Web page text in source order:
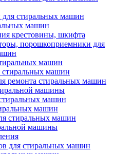
стиральных машин
машин
крестовины, шкифта
порошкоприемники для
машин
стиральных машин
ремонта стиральных машин
машины
машин
машин
стиральных машин
машины
для стиральных машин